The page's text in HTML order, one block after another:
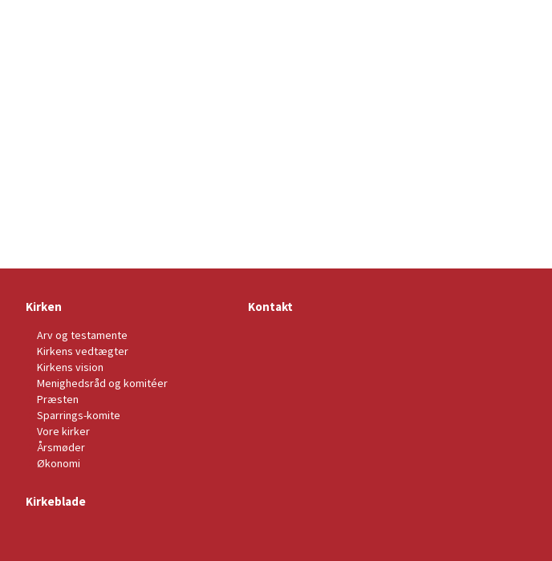
Kirken
Arv og testamente
Kirkens vedtægter
Kirkens vision
Menighedsråd og komitéer
Præsten
Sparrings-komite
Vore kirker
Årsmøder
Økonomi
Kontakt
Kirkeblade